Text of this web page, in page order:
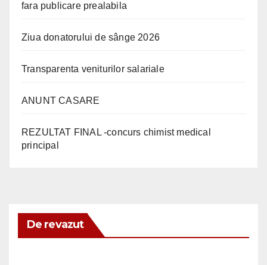
fara publicare prealabila
Ziua donatorului de sânge 2026
Transparenta veniturilor salariale
ANUNT CASARE
REZULTAT FINAL -concurs chimist medical
principal
De revazut